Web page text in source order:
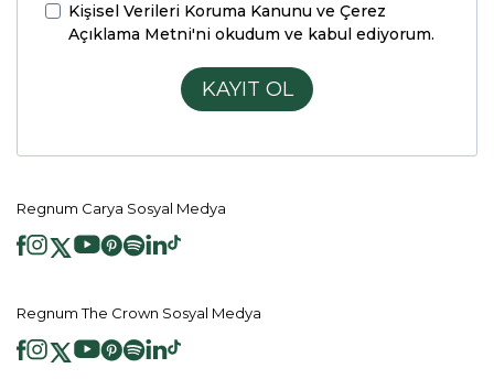
Kişisel Verileri Koruma Kanunu ve Çerez
Açıklama Metni'ni okudum ve kabul ediyorum.
KAYIT OL
Regnum Carya Sosyal Medya
Regnum The Crown Sosyal Medya